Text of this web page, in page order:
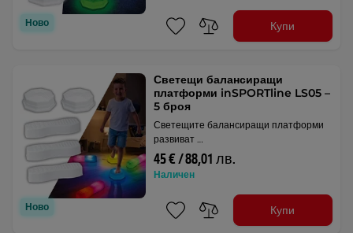
Ново Купи
Ново
Светещи балансиращи
платформи inSPORTline LS05 –
5 броя
Светещите балансиращи платформи
развиват …
45 € / 88,01 лв.
Наличен
Купи